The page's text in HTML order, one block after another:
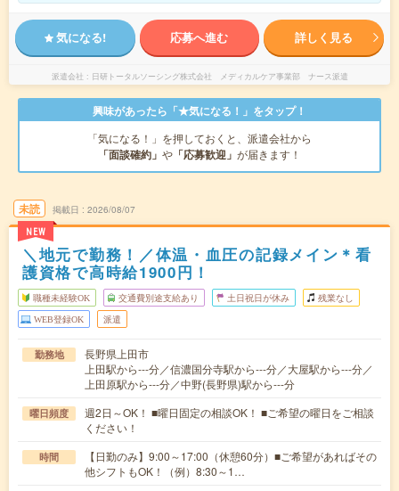
気になる! 応募へ進む 詳しく見る
派遣会社 日研トータルソーシング株式会社 メディカルケア事業部 ナース派遣
興味があったら「★気になる！」をタップ！
「気になる！」を押しておくと、派遣会社から
「面談確約」 や 「応募歓迎」 が届きます！
未読
NEW
掲載日 2026/08/07
＼地元で勤務！／体温・血圧の記録メイン＊看
護資格で高時給1900円！
職種未経験OK 交通費別途支給あり 土日祝日が休み 残業なし
WEB登録OK 派遣
勤務地
長野県上田市
上田駅から---分／信濃国分寺駅から---分／大屋駅から---分／
上田原駅から---分／中野(長野県)駅から---分
曜日頻度
週2日～OK！ ■曜日固定の相談OK！ ■ご希望の曜日をご相談
ください！
時間
【日勤のみ】9:00～17:00（休憩60分）■ご希望があればその
他シフトもOK！（例）8:30～1…